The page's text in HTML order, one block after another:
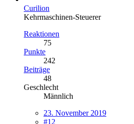
Curilion
Kehrmaschinen-Steuerer
Reaktionen
75
Punkte
242
Beiträge
48
Geschlecht
Männlich
23. November 2019
#12